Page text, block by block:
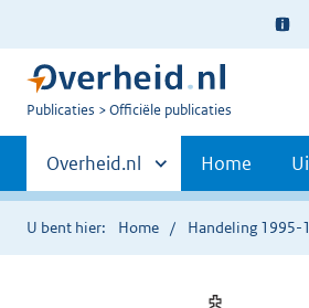
Ter
U
Publicaties Officiële publicaties
Primaire
navigatie
Andere
sites
binnen
Overheid.nl Home
U bent hier: Home Handeling 1995-